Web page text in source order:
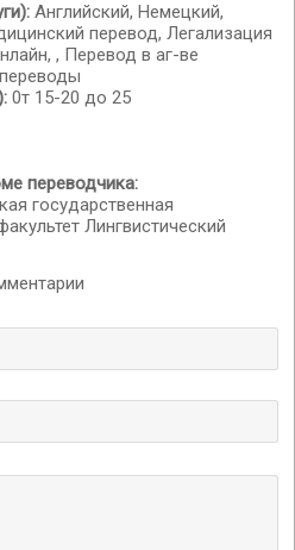
Английский, Немецкий,
перевод, Легализация
, Перевод в аг-ве
0т 15-20 до 25
переводчика:
государственная
Лингвистический